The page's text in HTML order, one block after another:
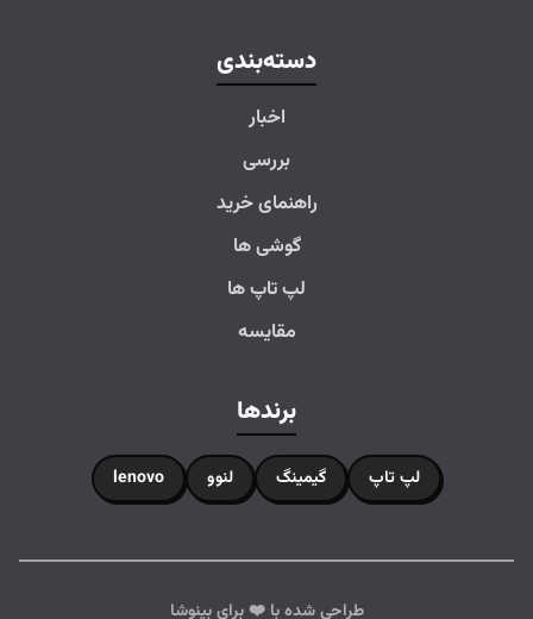
دسته‌بندی
اخبار
بررسی
راهنمای خرید
گوشی ها
لپ تاپ ها
مقایسه
برندها
لپ تاپ گیمینگ لنوو lenovo
طراحی شده با ❤️ برای بینوشا